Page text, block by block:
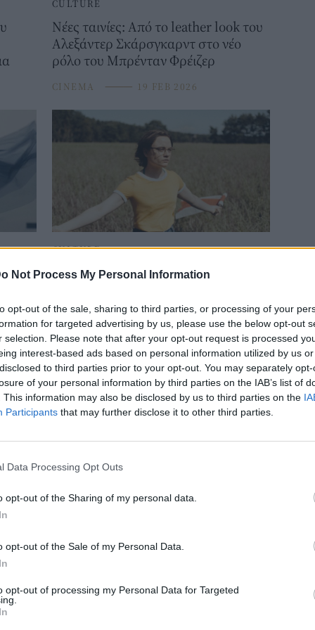
Not Process My Personal Information
opt-out of the sale, sharing to third parties, or processing of your
for targeted advertising by us, please use the below opt-out
selection. Please note that after your opt-out request is processed
interest-based ads based on personal information utilized by us
to third parties prior to your opt-out. You may separately
of your personal information by third parties on the IAB’s list of
This information may also be disclosed by us to third parties on the
Participants that may further disclose it to other third parties.
Data Processing Opt Outs
opt-out of the Sharing of my personal data.
opt-out of the Sale of my Personal Data.
opt-out of processing my Personal Data for Targeted
CULTURE
Νέες ταινίες: Από το leather look του
Αλεξάντερ Σκάρσγκαρντ στο νέο
ρόλο του Μπρένταν Φρέιζερ
CINEMA ⸻ 19 FEB 2026
τα
CULTURE
Νέες ταινίες: Φεστιβαλικά δράματα
επιβίωσης στις επιλογές της
εβδομάδας
CINEMA ⸻ 05 FEB 2026
νοημοσύνη: Οι ταινίες της εβδομάδας